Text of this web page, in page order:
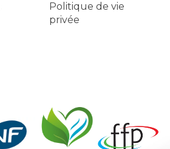
Politique de vie
privée